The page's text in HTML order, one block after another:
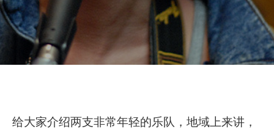
给大家介绍两支非常年轻的乐队，地域上来讲，